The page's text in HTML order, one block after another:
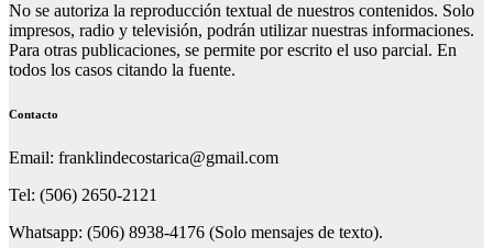
No se autoriza la reproducción textual de nuestros contenidos. Solo
impresos, radio y televisión, podrán utilizar nuestras informaciones.
Para otras publicaciones, se permite por escrito el uso parcial. En
todos los casos citando la fuente.
Contacto
Email: franklindecostarica@gmail.com
Tel: (506) 2650-2121
Whatsapp: (506) 8938-4176 (Solo mensajes de texto).